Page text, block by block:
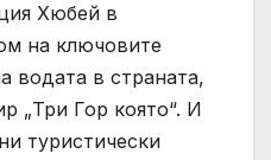
Хюбей в
на ключовите
водата в страната,
„Три Гор която“. И
туристически